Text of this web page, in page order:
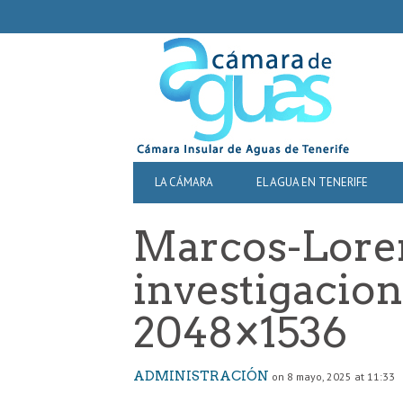
NAVIGATION
PRIMARY
NAVIGATION
LA CÁMARA EL AGUA EN TENERIFE
Marcos-
2048×1536
ADMINISTRACIÓN on 8 mayo, 2025 at 11:33